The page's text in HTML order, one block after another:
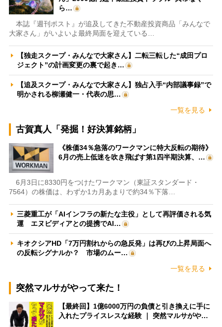
ら…
本誌『週刊ポスト』が追及してきた不動産投資商品「みんなで
大家さん」がいよいよ最終局面を迎えている…
【独走スクープ・みんなで大家さん】二転三転した“成田プロ
ジェクト”の計画変更の裏で起き…
【追及スクープ・みんなで大家さん】独占入手“内部議事録”で
明かされる柳瀬健一・代表の思…
一覧を見る
古賀真人「発掘！好決算銘柄」
《株価34％急落のワークマンに特大反転の期待》
6月の売上低迷を吹き飛ばす第1四半期決算、…
6月3日に8330円をつけたワークマン（東証スタンダード・
7564）の株価は、わずか1カ月あまりで約34％下落…
三菱重工が「AIインフラの新たな主役」として再評価される気
運 エヌビディアとの提携でAI…
キオクシアHD「7万円割れからの急反発」は再びの上昇局面へ
の反転シグナルか？ 市場のムー…
一覧を見る
突然マルサがやって来た！
【最終回】1億6000万円の負債と引き換えに手に
入れたプライスレスな経験 ｜ 突然マルサがや…